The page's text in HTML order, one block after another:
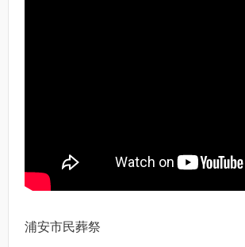
浦安市民葬祭